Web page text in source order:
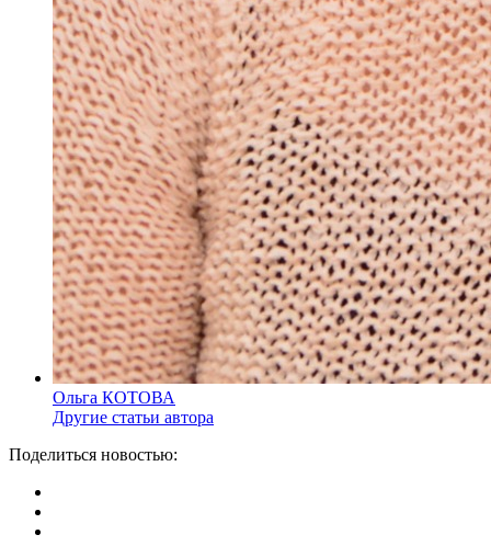
Ольга КОТОВА
Другие статьи автора
Поделиться новостью: